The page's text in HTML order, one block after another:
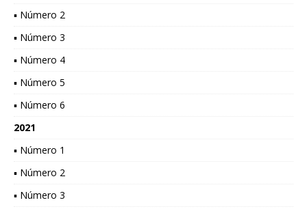
▪ Número 2
▪ Número 3
▪ Número 4
▪ Número 5
▪ Número 6
2021
▪ Número 1
▪ Número 2
▪ Número 3